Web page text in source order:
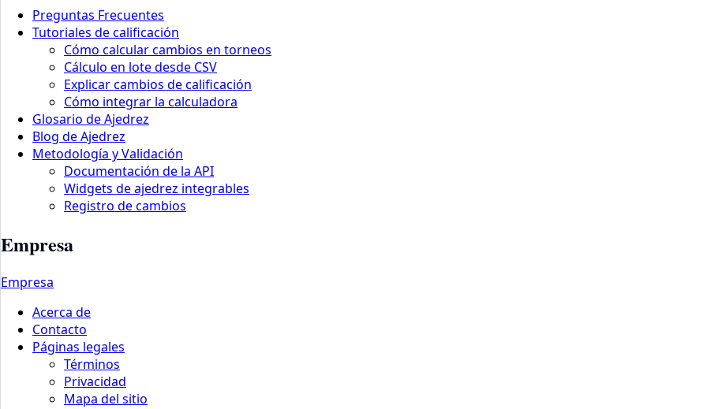
Preguntas Frecuentes
Tutoriales de calificación
Cómo calcular cambios en torneos
Cálculo en lote desde CSV
Explicar cambios de calificación
Cómo integrar la calculadora
Glosario de Ajedrez
Blog de Ajedrez
Metodología y Validación
Documentación de la API
Widgets de ajedrez integrables
Registro de cambios
Empresa
Empresa
Acerca de
Contacto
Páginas legales
Términos
Privacidad
Mapa del sitio